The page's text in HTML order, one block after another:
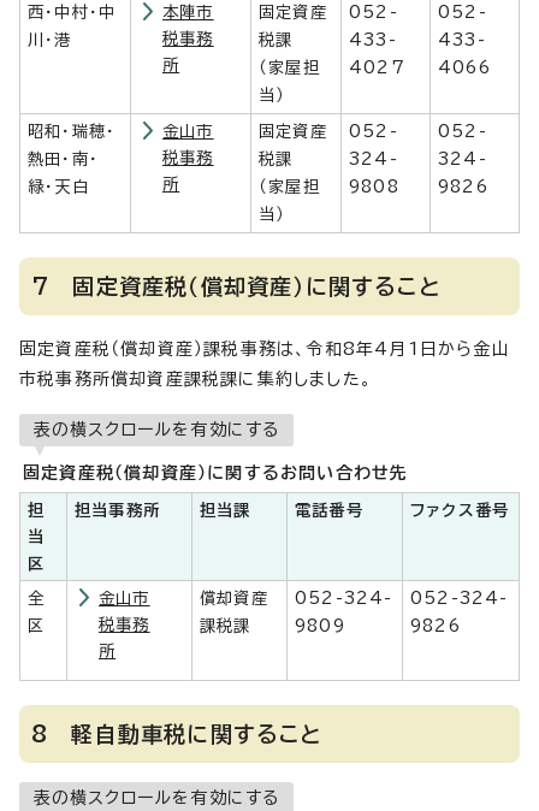
西・中村・中
川・港
本陣市
税事務
所
固定資産
税課
（家屋担
当）
052-
433-
4027
052-
433-
4066
昭和・瑞穂・
熱田・南・
緑・天白
金山市
税事務
所
固定資産
税課
（家屋担
当）
052-
324-
9808
052-
324-
9826
7 固定資産税（償却資産）に関すること
固定資産税（償却資産）課税事務は、令和8年4月1日から金山
市税事務所償却資産課税課に集約しました。
表の横スクロールを有効にする
固定資産税（償却資産）に関するお問い合わせ先
担
当
区
担当事務所 担当課 電話番号 ファクス番号
全
区
金山市
税事務
所
償却資産
課税課
052-324-
9809
052-324-
9826
8 軽自動車税に関すること
表の横スクロールを有効にする